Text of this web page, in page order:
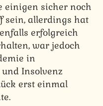
einigen sicher noch
sein, allerdings hat
erfolgreich
war jedoch
in
Insolvenz
erst einmal